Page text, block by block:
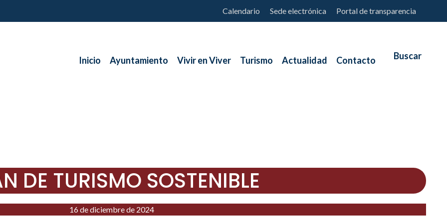
Calendario Sede electrónica Portal de transparencia
Inicio Ayuntamiento Vivir en Viver Turismo Actualidad Contacto
DE TURISMO SOSTENIBLE
16 de diciembre de 2024